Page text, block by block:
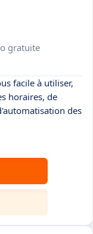
gratuite
facile à utiliser,
horaires, de
des